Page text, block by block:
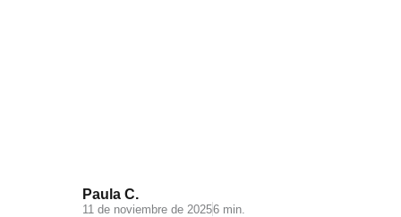
Paula C.
11 de noviembre de 20256 min.